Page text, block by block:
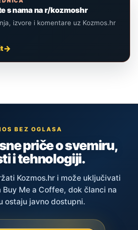
s nama na r/kozmoshr
izvore i komentare uz Kozmos.hr
BEZ OGLASA
priče o svemiru,
i tehnologiji.
Kozmos.hr i može uključivati
Me a Coffee, dok članci na
ostaju javno dostupni.